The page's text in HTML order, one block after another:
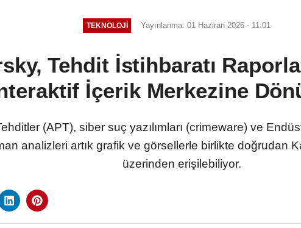
TEKNOLOJİ Yayınlanma: 01 Haziran 2026 - 11:01
Tehdit İstihbaratı
İçerik Merkezine
(APT), siber suç yazılımları (crimeware) ve
analizleri artık grafik ve görsellerle birlikte doğrudan
üzerinden erişilebiliyor.